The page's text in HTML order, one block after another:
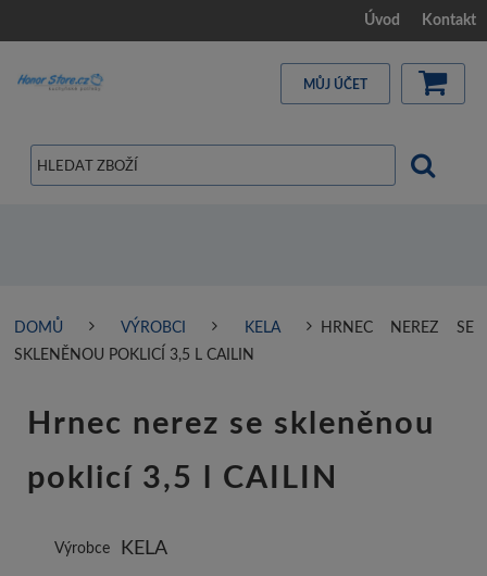
Úvod Kontakt
MŮJ ÚČET
DOMŮ VÝROBCI KELA
HRNEC NEREZ SE
SKLENĚNOU POKLICÍ 3,5 L CAILIN
Hrnec nerez se skleněnou
poklicí 3,5 l CAILIN
Výrobce KELA